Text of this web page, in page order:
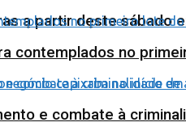
a partir deste sábado
contemplados no
e combate à